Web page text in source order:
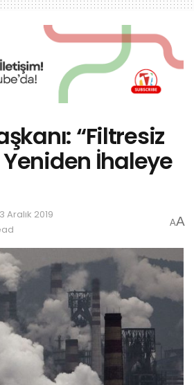
“Filtresiz
İhaleye
3 Aralık 2019
AA